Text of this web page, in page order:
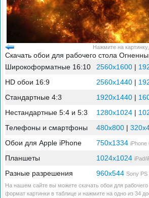
Нажмите на
Скачать обои для рабочего стола
Широкоформатные 16:10
2560x1600 |
HD обои 16:9
2560x1440 |
Стандартные 4:3
1920x1440 |
Нестандартные 5:4 и 5:3
1280x1024 |
Телефоны и смартфоны
480x800 |
Обои для Apple iPhone
750x1334 iPhone
Планшеты
1024x1024 iPad/
Разные разрешения 960x544 Sony PS
На нашем сайте вы можете скачать обои для
формат картинки в таблице и нажмите на одно из 34